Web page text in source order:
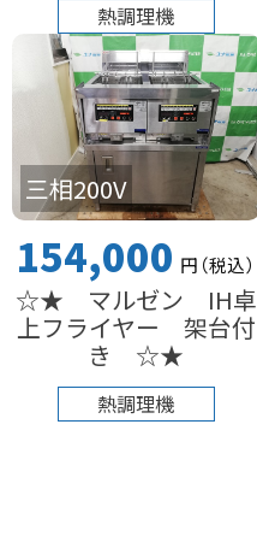
熱調理機
三相200V
154,000 円（税込）
☆★ マルゼン IH卓
上フライヤー 架台付
き ☆★
熱調理機